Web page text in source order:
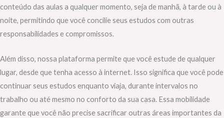
conteúdo das aulas a qualquer momento, seja de manhã, à tarde ou à
noite, permitindo que você concilie seus estudos com outras
responsabilidades e compromissos.
Além disso, nossa plataforma permite que você estude de qualquer
lugar, desde que tenha acesso à internet. Isso significa que você pode
continuar seus estudos enquanto viaja, durante intervalos no
trabalho ou até mesmo no conforto da sua casa. Essa mobilidade
garante que você não precise sacrificar outras áreas importantes da